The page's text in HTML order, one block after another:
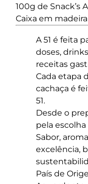
100g de Snack’s
Caixa em
A 51 é feita
doses,
receitas
Cada etapa
cachaça é
51.
Desde o
pela
Sabor,
excelência,
País de